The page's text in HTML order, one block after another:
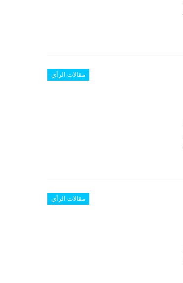
مقالات الرأي
مقالات الرأي